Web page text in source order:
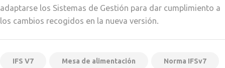
adaptarse los Sistemas de Gestión para dar cumplimiento a
los cambios recogidos en la nueva versión.
IFS V7 Mesa de alimentación Norma IFSv7